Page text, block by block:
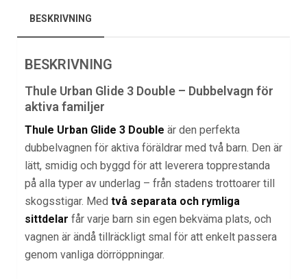
BESKRIVNING
BESKRIVNING
Thule Urban Glide 3 Double – Dubbelvagn för
aktiva familjer
Thule Urban Glide 3 Double är den perfekta
dubbelvagnen för aktiva föräldrar med två barn. Den är
lätt, smidig och byggd för att leverera topprestanda
på alla typer av underlag – från stadens trottoarer till
skogsstigar. Med två separata och rymliga
sittdelar får varje barn sin egen bekväma plats, och
vagnen är ändå tillräckligt smal för att enkelt passera
genom vanliga dörröppningar.